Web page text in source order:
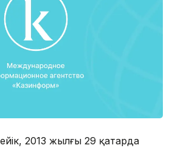
2013 жылғы 29 қаңтарда